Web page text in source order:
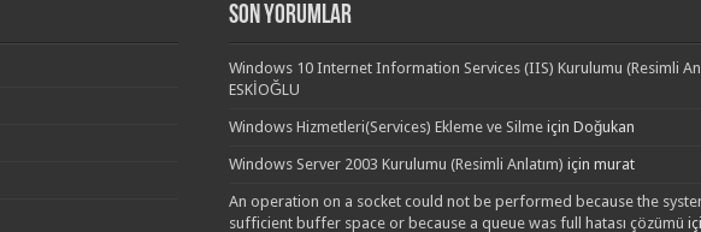
Son yorumlar
Windows 10 Internet Information Services (IIS) Kurulumu (Resimli
ESKİOĞLU
Windows Hizmetleri(Services) Ekleme ve Silmeiçin Doğukan
Windows Server 2003 Kurulumu (Resimli Anlatım) için murat
An operation on a socket could not be performed because the
sufficient buffer space or because a queue was full hatası çözümü